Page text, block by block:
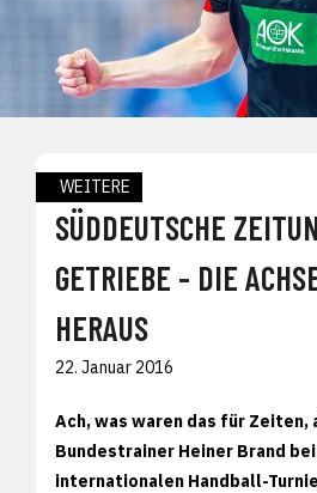
WEITERE
SÜDDEUTSCHE
GETRIEBE - DIE
HERAUS
22. Januar 2016
Ach, was waren das für Zeiten,
Bundestrainer Heiner Brand
internationalen Handball-